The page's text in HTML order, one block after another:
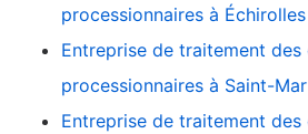
processionnaires à Échirolles
Entreprise de traitement des
processionnaires à Saint-
Entreprise de traitement des